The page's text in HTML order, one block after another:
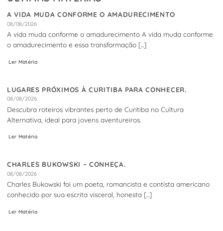
A VIDA MUDA CONFORME O AMADURECIMENTO
08/08/2026
A vida muda conforme o amadurecimento A vida muda conforme
o amadurecimento e essa transformação [...]
Ler Matéria
LUGARES PRÓXIMOS À CURITIBA PARA CONHECER.
08/08/2026
Descubra roteiros vibrantes perto de Curitiba no Cultura
Alternativa, ideal para jovens aventureiros.
Ler Matéria
CHARLES BUKOWSKI – CONHEÇA.
08/08/2026
Charles Bukowski foi um poeta, romancista e contista americano
conhecido por sua escrita visceral, honesta [...]
Ler Matéria